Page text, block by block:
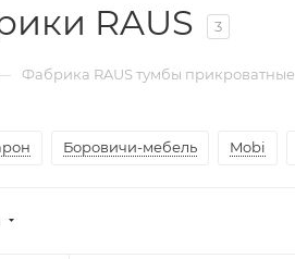
RAUS 3
Фабрика RAUS тумбы прикроватные
Боровичи-мебель Mobi